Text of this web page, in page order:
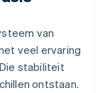
van
veel ervaring
stabiliteit
ontstaan.